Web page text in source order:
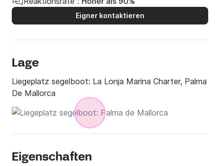
Eigner kontaktieren
Lage
Liegeplatz segelboot: La Lonja Marina Charter, Palma
De Mallorca
Eigenschaften